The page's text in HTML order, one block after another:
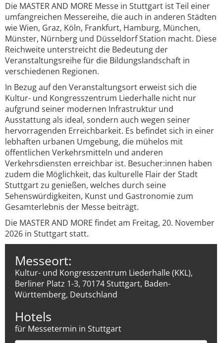
Die MASTER AND MORE Messe in Stuttgart ist Teil einer
umfangreichen Messereihe, die auch in anderen Städten
wie Wien, Graz, Köln, Frankfurt, Hamburg, München,
Münster, Nürnberg und Düsseldorf Station macht. Diese
Reichweite unterstreicht die Bedeutung der
Veranstaltungsreihe für die Bildungslandschaft in
verschiedenen Regionen.
In Bezug auf den Veranstaltungsort erweist sich die
Kultur- und Kongresszentrum Liederhalle nicht nur
aufgrund seiner modernen Infrastruktur und
Ausstattung als ideal, sondern auch wegen seiner
hervorragenden Erreichbarkeit. Es befindet sich in einer
lebhaften urbanen Umgebung, die mühelos mit
öffentlichen Verkehrsmitteln und anderen
Verkehrsdiensten erreichbar ist. Besucher:innen haben
zudem die Möglichkeit, das kulturelle Flair der Stadt
Stuttgart zu genießen, welches durch seine
Sehenswürdigkeiten, Kunst und Gastronomie zum
Gesamterlebnis der Messe beiträgt.
Die MASTER AND MORE findet am Freitag, 20. November
2026 in Stuttgart statt.
Messeort:
Kultur- und Kongresszentrum Liederhalle (KKL),
Berliner Platz 1-3, 70174 Stuttgart, Baden-
Württemberg, Deutschland
Hotels
für Messetermin in Stuttgart